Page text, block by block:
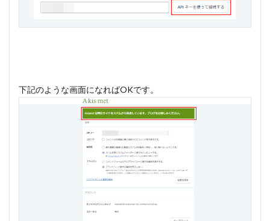
下記のような画面になればOKです。